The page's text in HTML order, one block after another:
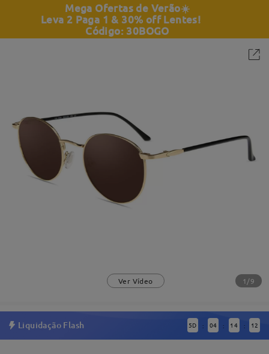
Mega Ofertas de Verão☀️
Leva 2 Paga 1 & 30% off Lentes!
Código: 30BOGO
Ver Vídeo 1/9
Liquidação Flash 5D : 04 : 14 : 11